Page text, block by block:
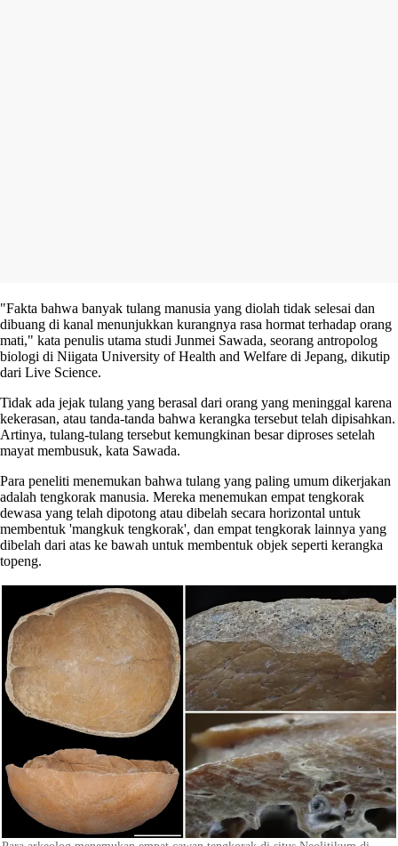
"Fakta bahwa banyak tulang manusia yang diolah tidak selesai dan
dibuang di kanal menunjukkan kurangnya rasa hormat terhadap orang
mati," kata penulis utama studi Junmei Sawada, seorang antropolog
biologi di Niigata University of Health and Welfare di Jepang, dikutip
dari Live Science.
Tidak ada jejak tulang yang berasal dari orang yang meninggal karena
kekerasan, atau tanda-tanda bahwa kerangka tersebut telah dipisahkan.
Artinya, tulang-tulang tersebut kemungkinan besar diproses setelah
mayat membusuk, kata Sawada.
Para peneliti menemukan bahwa tulang yang paling umum dikerjakan
adalah tengkorak manusia. Mereka menemukan empat tengkorak
dewasa yang telah dipotong atau dibelah secara horizontal untuk
membentuk 'mangkuk tengkorak', dan empat tengkorak lainnya yang
dibelah dari atas ke bawah untuk membentuk objek seperti kerangka
topeng.